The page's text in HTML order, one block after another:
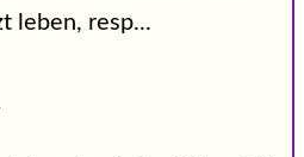
leben, resp...